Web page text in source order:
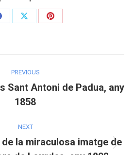
Share
Share
PREVIOUS
Previous
post:
Sant Antoni de Padua, any
1858
NEXT
Next
de la miraculosa imatge de